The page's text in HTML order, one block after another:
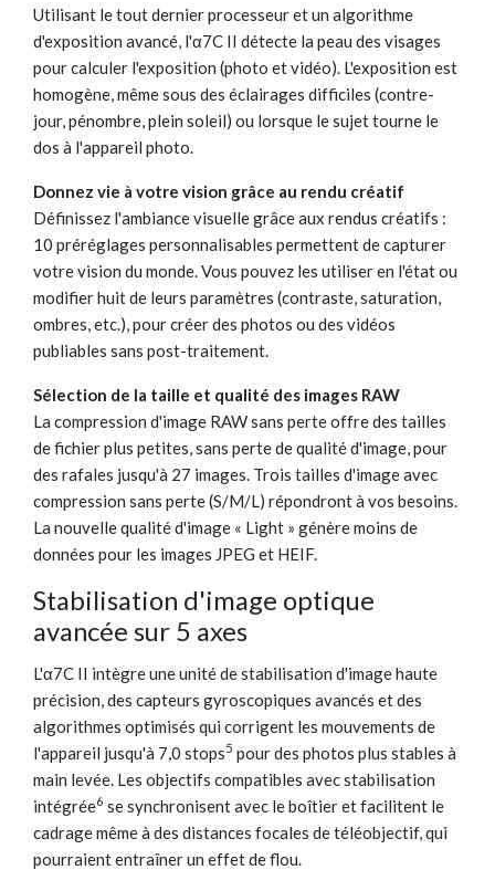
Utilisant le tout dernier processeur et un algorithme
d'exposition avancé, l'α7C II détecte la peau des visages
pour calculer l'exposition (photo et vidéo). L'exposition est
homogène, même sous des éclairages difficiles (contre-
jour, pénombre, plein soleil) ou lorsque le sujet tourne le
dos à l'appareil photo.
Donnez vie à votre vision grâce au rendu créatif
Définissez l'ambiance visuelle grâce aux rendus créatifs :
10 préréglages personnalisables permettent de capturer
votre vision du monde. Vous pouvez les utiliser en l'état ou
modifier huit de leurs paramètres (contraste, saturation,
ombres, etc.), pour créer des photos ou des vidéos
publiables sans post-traitement.
Sélection de la taille et qualité des images RAW
La compression d'image RAW sans perte offre des tailles
de fichier plus petites, sans perte de qualité d'image, pour
des rafales jusqu'à 27 images. Trois tailles d'image avec
compression sans perte (S/M/L) répondront à vos besoins.
La nouvelle qualité d'image « Light » génère moins de
données pour les images JPEG et HEIF.
Stabilisation d'image optique
avancée sur 5 axes
L'α7C II intègre une unité de stabilisation d'image haute
précision, des capteurs gyroscopiques avancés et des
algorithmes optimisés qui corrigent les mouvements de
l'appareil jusqu'à 7,0 stops5 pour des photos plus stables à
main levée. Les objectifs compatibles avec stabilisation
intégrée6 se synchronisent avec le boîtier et facilitent le
cadrage même à des distances focales de téléobjectif, qui
pourraient entraîner un effet de flou.